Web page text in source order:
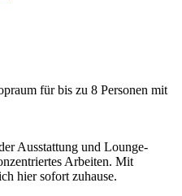
Ausstattung und Lounge-
Arbeiten. Mit
hier sofort zuhause.